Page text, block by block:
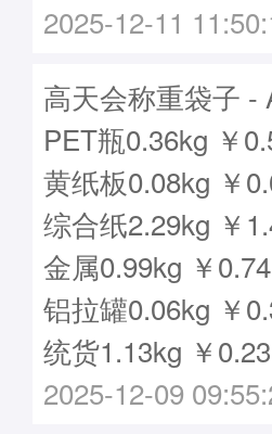
2025-12-11
高天会称重袋子 -
PET瓶0.36kg ￥
黄纸板0.08kg ￥
综合纸2.29kg ￥
金属0.99kg ￥0.74
铝拉罐0.06kg ￥
统货1.13kg ￥0.23
2025-12-09